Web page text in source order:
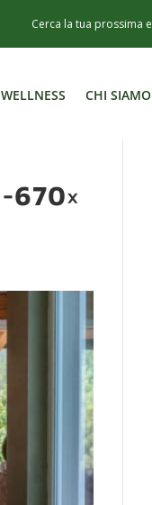
WELLNESS CHI SIAMO
670×